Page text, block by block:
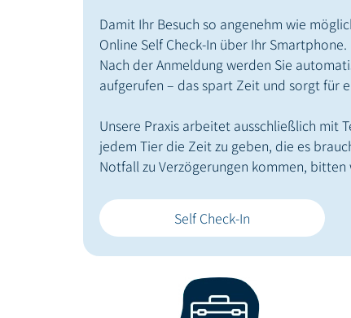
Damit Ihr Besuch so angenehm wie
Online Self Check-In über Ihr Smartphone.
Nach der Anmeldung werden Sie
aufgerufen – das spart Zeit und sorgt für
Unsere Praxis arbeitet ausschließlich mit
jedem Tier die Zeit zu geben, die es
Notfall zu Verzögerungen kommen, bitten
Self Check-In